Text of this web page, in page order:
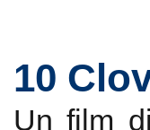
10
Un film di